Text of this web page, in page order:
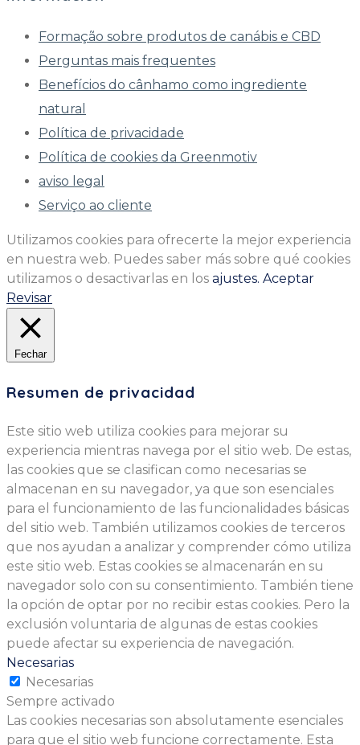
Formação sobre produtos de canábis e CBD
Perguntas mais frequentes
Benefícios do cânhamo como ingrediente
natural
Política de privacidade
Política de cookies da Greenmotiv
aviso legal
Serviço ao cliente
Utilizamos cookies para ofrecerte la mejor experiencia
en nuestra web. Puedes saber más sobre qué cookies
utilizamos o desactivarlas en los ajustes. Aceptar
Revisar
Fechar
Resumen de privacidad
Este sitio web utiliza cookies para mejorar su
experiencia mientras navega por el sitio web. De estas,
las cookies que se clasifican como necesarias se
almacenan en su navegador, ya que son esenciales
para el funcionamiento de las funcionalidades básicas
del sitio web. También utilizamos cookies de terceros
que nos ayudan a analizar y comprender cómo utiliza
este sitio web. Estas cookies se almacenarán en su
navegador solo con su consentimiento. También tiene
la opción de optar por no recibir estas cookies. Pero la
exclusión voluntaria de algunas de estas cookies
puede afectar su experiencia de navegación.
Necesarias
Necesarias
Sempre activado
Las cookies necesarias son absolutamente esenciales
para que el sitio web funcione correctamente. Esta